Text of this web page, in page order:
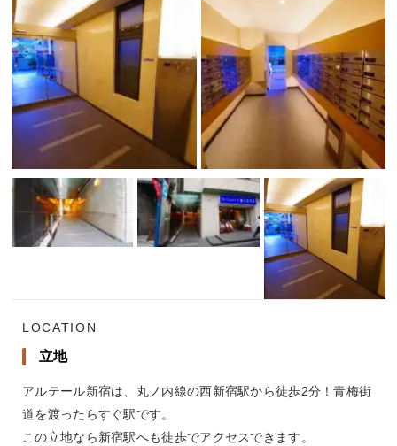
LOCATION
立地
アルテール新宿は、丸ノ内線の西新宿駅から徒歩2分！青梅街
道を渡ったらすぐ駅です。
この立地なら新宿駅へも徒歩でアクセスできます。